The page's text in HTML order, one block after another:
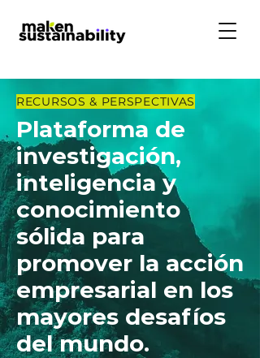
RECURSOS & PERSPECTIVAS
Plataforma de
investigación,
inteligencia y
conocimiento
sólida para
promover la acción
empresarial en los
mayores desafíos
del mundo.